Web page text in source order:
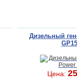
Дизельный
Цена: